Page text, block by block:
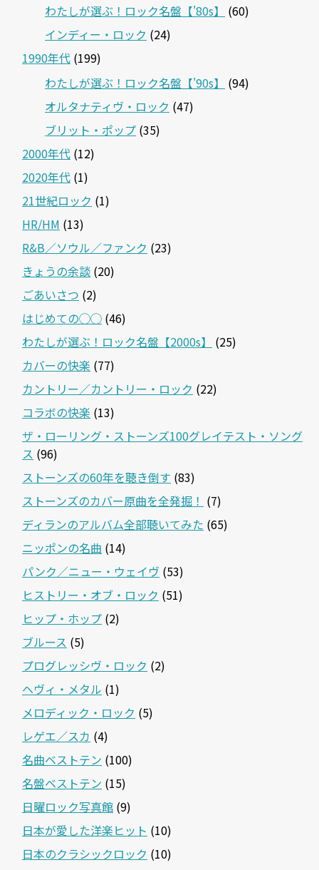
わたしが選ぶ！ロック名盤【'80s】
(60)
インディー・ロック (24)
1990年代 (199)
わたしが選ぶ！ロック名盤【'90s】
(94)
オルタナティヴ・ロック (47)
ブリット・ポップ (35)
2000年代 (12)
2020年代 (1)
21世紀ロック (1)
HR/HM (13)
R&B／ソウル／ファンク (23)
きょうの余談 (20)
ごあいさつ (2)
はじめての◯◯ (46)
わたしが選ぶ！ロック名盤【2000s】
(25)
カバーの快楽 (77)
カントリー／カントリー・ロック (22)
コラボの快楽 (13)
ザ・ローリング・ストーンズ100グレイテスト・ソング
ス (96)
ストーンズの60年を聴き倒す (83)
ストーンズのカバー原曲を全発掘！ (7)
ディランのアルバム全部聴いてみた (65)
ニッポンの名曲 (14)
パンク／ニュー・ウェイヴ (53)
ヒストリー・オブ・ロック (51)
ヒップ・ホップ (2)
ブルース (5)
プログレッシヴ・ロック (2)
ヘヴィ・メタル (1)
メロディック・ロック (5)
レゲエ／スカ (4)
名曲ベストテン (100)
名盤ベストテン (15)
日曜ロック写真館 (9)
日本が愛した洋楽ヒット (10)
日本のクラシックロック (10)